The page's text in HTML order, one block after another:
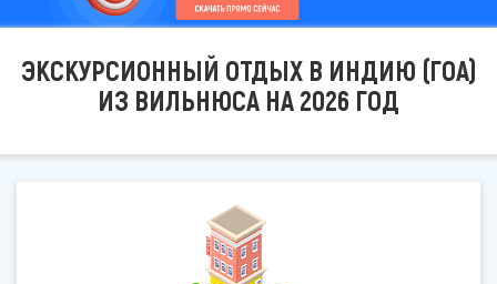
ЭКСКУРСИОННЫЙ ОТДЫХ В ИНДИЮ (ГОА)
ИЗ ВИЛЬНЮСА НА 2026 ГОД